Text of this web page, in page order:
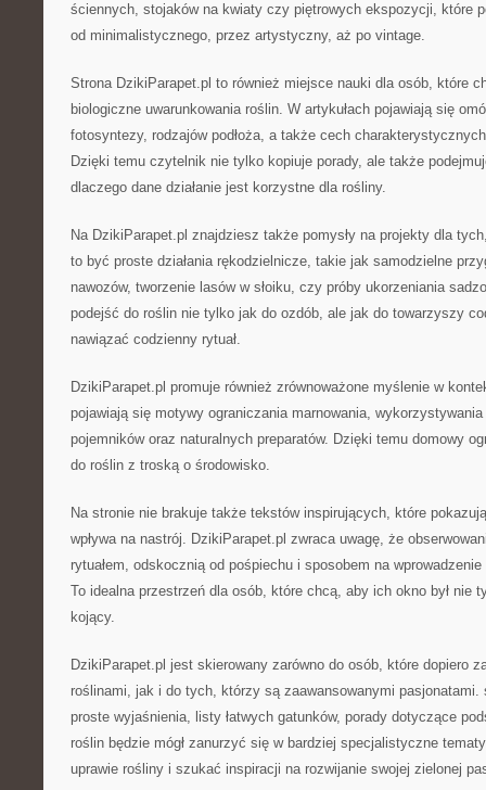
ściennych, stojaków na kwiaty czy piętrowych ekspozycji, które
od minimalistycznego, przez artystyczny, aż po vintage.
Strona DzikiParapet.pl to również miejsce nauki dla osób, które
biologiczne uwarunkowania roślin. W artykułach pojawiają się
fotosyntezy, rodzajów podłoża, a także cech
Dzięki temu czytelnik nie tylko kopiuje porady, ale także
dlaczego dane działanie jest korzystne dla rośliny.
Na DzikiParapet.pl znajdziesz także pomysły na projekty dla
to być proste działania rękodzielnicze, takie jak samodzielne
nawozów, tworzenie lasów w słoiku, czy próby ukorzeniania
podejść do roślin nie tylko jak do ozdób, ale jak do towarzyszy
nawiązać codzienny rytuał.
DzikiParapet.pl promuje również zrównoważone myślenie w
pojawiają się motywy ograniczania marnowania,
pojemników oraz naturalnych preparatów. Dzięki temu domowy
do roślin z troską o środowisko.
Na stronie nie brakuje także tekstów inspirujących, które
wpływa na nastrój. DzikiParapet.pl zwraca uwagę, że
rytuałem, odskocznią od pośpiechu i sposobem na
To idealna przestrzeń dla osób, które chcą, aby ich okno był nie
kojący.
DzikiParapet.pl jest skierowany zarówno do osób, które dopiero
roślinami, jak i do tych, którzy są zaawansowanymi pasjonatami.
proste wyjaśnienia, listy łatwych gatunków, porady dotyczące
roślin będzie mógł zanurzyć się w bardziej specjalistyczne
uprawie rośliny i szukać inspiracji na rozwijanie swojej zielonej